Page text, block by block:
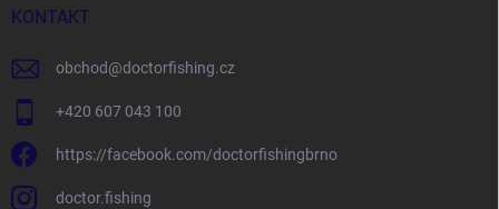
KONTAKT
obchod@doctorfishing.cz
+420 607 043 100
https://facebook.com/doctorfishingbrno
doctor.fishing